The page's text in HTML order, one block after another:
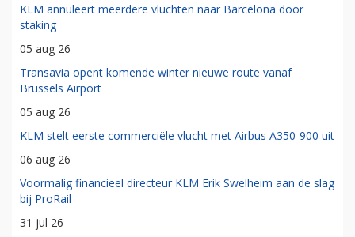
KLM annuleert meerdere vluchten naar Barcelona door
staking
05 aug 26
Transavia opent komende winter nieuwe route vanaf
Brussels Airport
05 aug 26
KLM stelt eerste commerciële vlucht met Airbus A350-900 uit
06 aug 26
Voormalig financieel directeur KLM Erik Swelheim aan de slag
bij ProRail
31 jul 26